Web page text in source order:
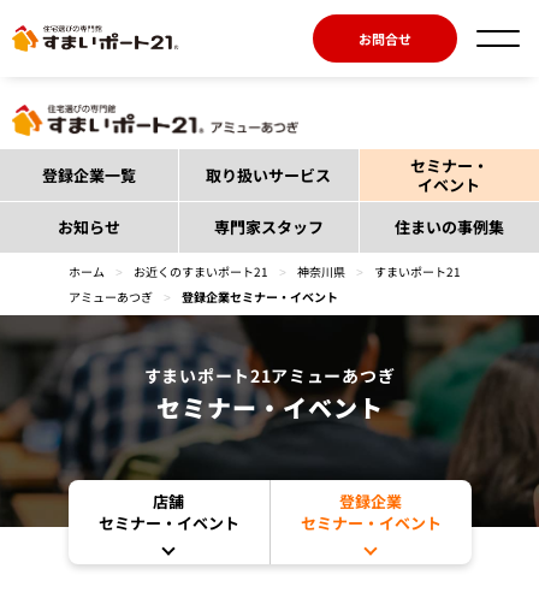
お問合せ
登録企業一覧 取り扱いサービス
セミナー・
イベント
お知らせ
専門家スタッフ 住まいの事例集
ホーム > お近くのすまいポート21 > 神奈川県 >
すまいポート21
アミューあつぎ
> 登録企業セミナー・イベント
すまいポート21アミューあつぎ
セミナー・イベント
店舗
セミナー・イベント
登録企業
セミナー・イベント